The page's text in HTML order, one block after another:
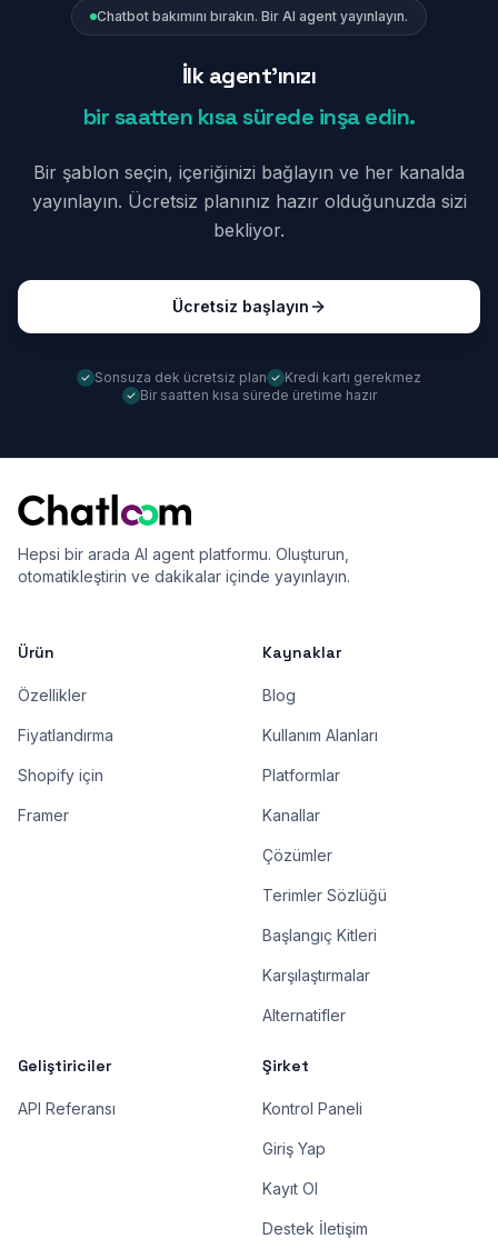
Chatbot bakımını bırakın. Bir AI agent yayınlayın.
İlk agent'ınızı
bir saatten kısa sürede inşa edin.
Bir şablon seçin, içeriğinizi bağlayın ve her kanalda
yayınlayın. Ücretsiz planınız hazır olduğunuzda sizi
bekliyor.
Ücretsiz başlayın
Sonsuza dek ücretsiz plan
Kredi kartı gerekmez
Bir saatten kısa sürede üretime hazır
Hepsi bir arada AI agent platformu. Oluşturun,
otomatikleştirin ve dakikalar içinde yayınlayın.
Ürün
Özellikler
Fiyatlandırma
Shopify için
Framer
Kaynaklar
Blog
Kullanım Alanları
Platformlar
Kanallar
Çözümler
Terimler Sözlüğü
Başlangıç Kitleri
Karşılaştırmalar
Alternatifler
Geliştiriciler
API Referansı
Şirket
Kontrol Paneli
Giriş Yap
Kayıt Ol
Destek İletişim